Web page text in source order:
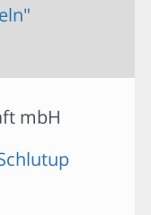
mbH